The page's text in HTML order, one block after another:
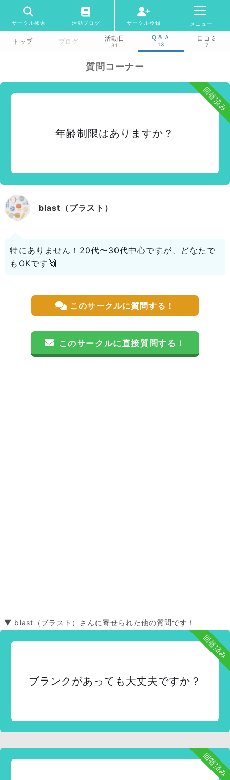
サークル検索 活動ブログ サークル登録 メニュー
トップ ブログ 活動日
31
Ｑ＆Ａ
13
口コミ
7
質問コーナー
回答済み
年齢制限はありますか？
blast（ブラスト）
特にありません！20代〜30代中心ですが、どなたで
もOKです🙌
このサークルに質問する！
このサークルに直接質問する！
▼ blast（ブラスト）さんに寄せられた他の質問です！
回答済み
ブランクがあっても大丈夫ですか？
回答済み